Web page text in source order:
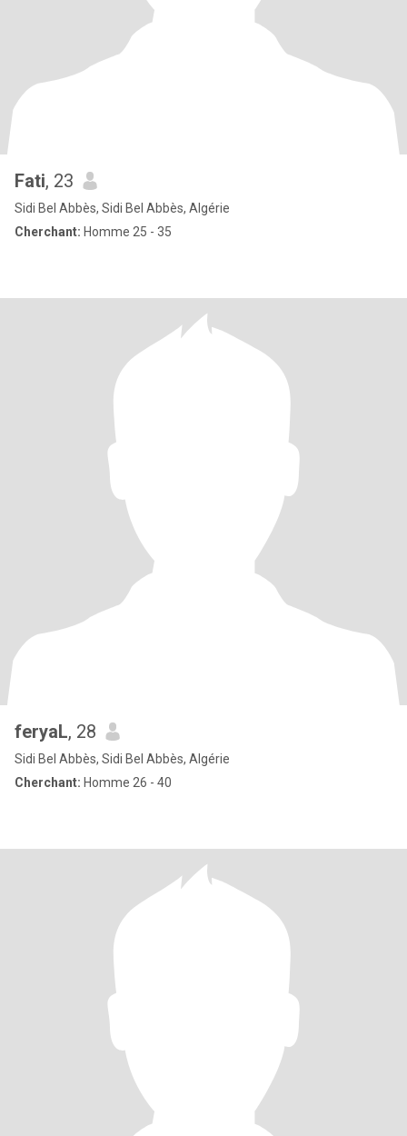
Fati, 23
Sidi Bel Abbès, Sidi Bel Abbès, Algérie
Cherchant: Homme 25 - 35
feryaL, 28
Sidi Bel Abbès, Sidi Bel Abbès, Algérie
Cherchant: Homme 26 - 40